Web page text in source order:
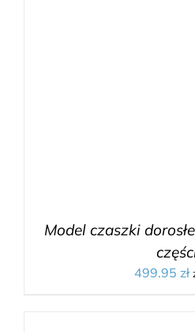
Model czaszki
499.95 zł